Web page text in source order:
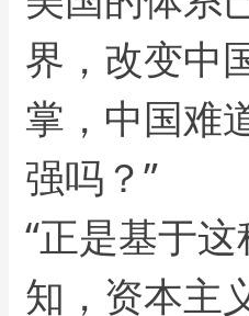
界，改变中
掌，中国难
强吗？”
“正是基于
知，资本主